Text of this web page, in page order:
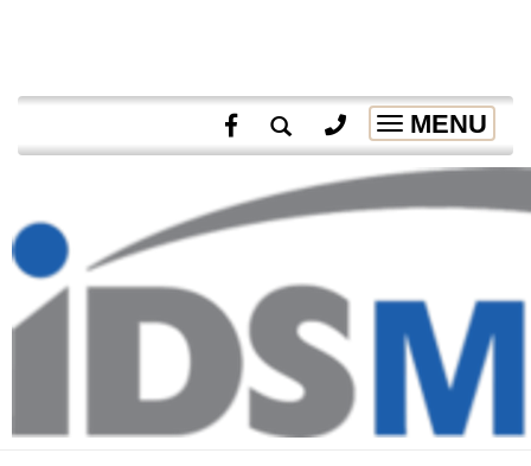
Toggle
navigation
MENU